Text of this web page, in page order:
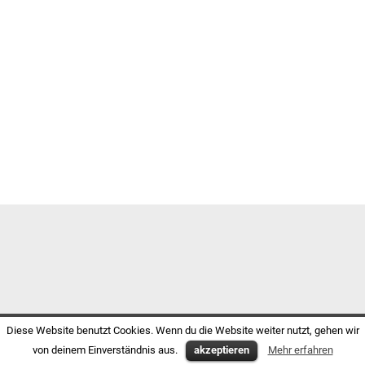
Diese Website benutzt Cookies. Wenn du die Website weiter nutzt, gehen wir
von deinem Einverständnis aus.
akzeptieren Mehr erfahren